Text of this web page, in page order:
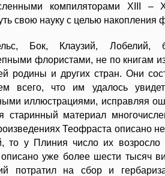
компиляторами XIII –
свою науку с целью накопления
Бок, Клаузий, Лобелий,
флористами, не по книгам
родины и других стран. Они
всего, что им удалось
иллюстрациями, исправляя
старинный материал
Теофраста описано
то у Плиния число их
уже более шести тысяч
потратил на сбор и